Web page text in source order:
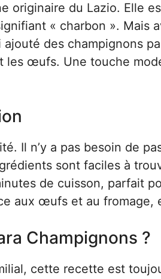
originaire du Lazio. Elle
« charbon ». Mais
des champignons
les œufs. Une touche
Il n’y a pas besoin de
sont faciles à
de cuisson, parfait
aux œufs et au fromage,
Champignons ?
cette recette est